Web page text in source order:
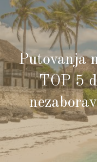
Putovanja
TOP 5